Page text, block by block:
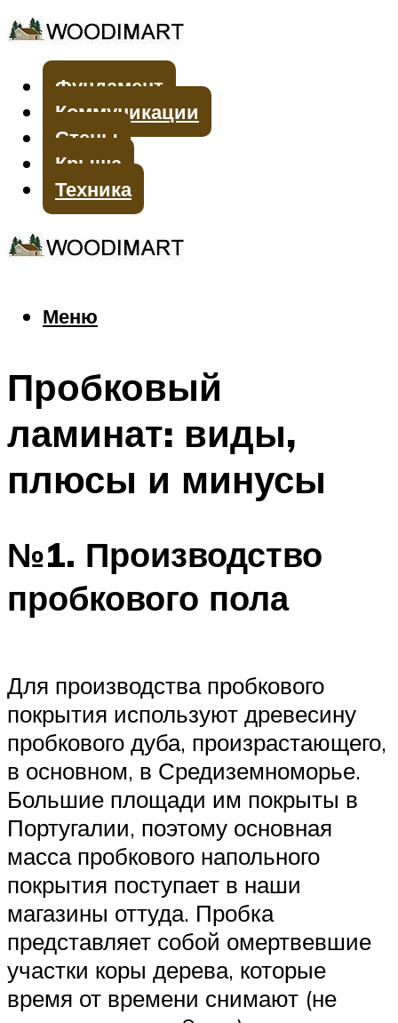
Фундамент
Коммуникации
Стены
Крыша
Техника
Меню
Меню
Пробковый
ламинат: виды,
плюсы и минусы
№1. Производство
пробкового пола
Для производства пробкового
покрытия используют древесину
пробкового дуба, произрастающего,
в основном, в Средиземноморье.
Большие площади им покрыты в
Португалии, поэтому основная
масса пробкового напольного
покрытия поступает в наши
магазины оттуда. Пробка
представляет собой омертвевшие
участки коры дерева, которые
время от времени снимают (не